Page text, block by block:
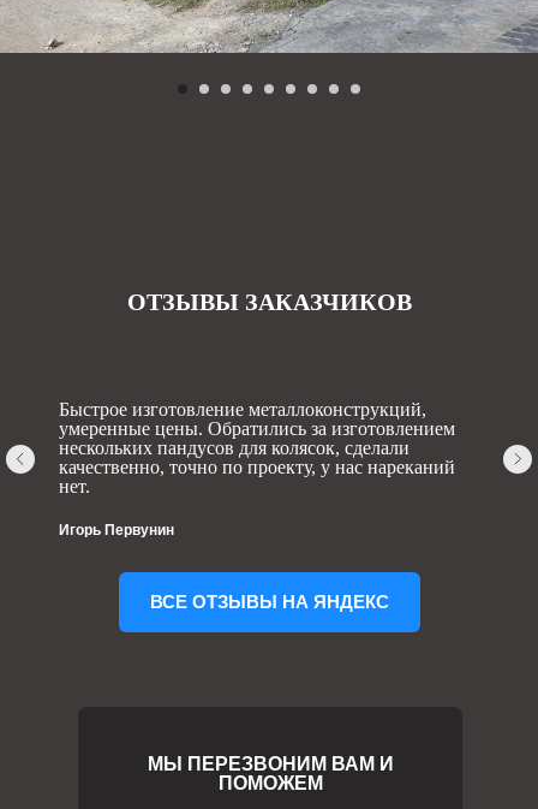
ОТЗЫВЫ ЗАКАЗЧИКОВ
Быстрое изготовление металлоконструкций,
умеренные цены. Обратились за изготовлением
нескольких пандусов для колясок, сделали
качественно, точно по проекту, у нас нареканий
нет.
Игорь Первунин
ВСЕ ОТЗЫВЫ НА ЯНДЕКС
МЫ ПЕРЕЗВОНИМ ВАМ И
ПОМОЖЕМ